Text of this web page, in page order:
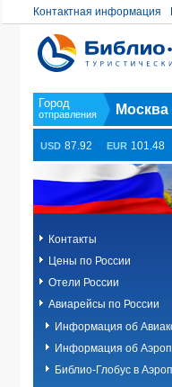
Контактная информация
Москва
USD 87.92 EUR 101.48
Контакты
Цены по России
Отели России
Авиарейсы по России
Информация об
Информация об
Библио-Глобус в